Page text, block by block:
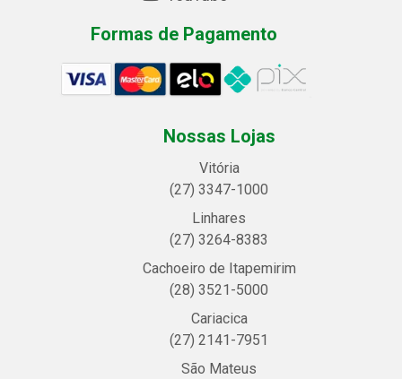
Formas de Pagamento
Nossas Lojas
Vitória
(27) 3347-1000
Linhares
(27) 3264-8383
Cachoeiro de Itapemirim
(28) 3521-5000
Cariacica
(27) 2141-7951
São Mateus